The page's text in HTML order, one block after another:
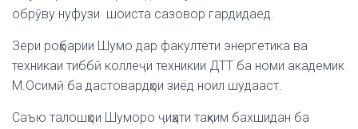
обрӯву нуфузи шоиста сазовор гардидаед.
Зери роҳбарии Шумо дар факултети энергетика ва
техникаи тиббӣ коллеҷи техникии ДТТ ба номи академик
М.Осимӣ ба дастовардҳои зиёд ноил шудааст.
Саъю талошҳои Шуморо ҷиҳати таҳким бахшидан ба